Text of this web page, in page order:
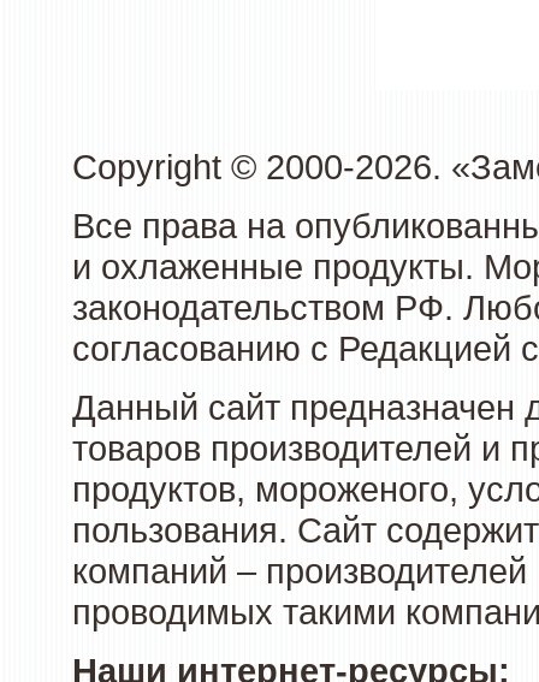
Copyright © 2000-2026.
Все права на
и охлаженные продукты.
законодательством РФ.
согласованию с Редакцией
Данный сайт предназначен
товаров производителей и
продуктов, мороженого,
пользования. Сайт
компаний –
проводимых такими
Наши интернет-ресурсы: